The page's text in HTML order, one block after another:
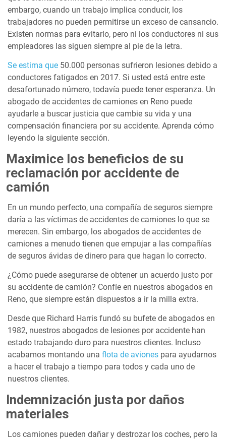
embargo, cuando un trabajo implica conducir, los
trabajadores no pueden permitirse un exceso de cansancio.
Existen normas para evitarlo, pero ni los conductores ni sus
empleadores las siguen siempre al pie de la letra.
Se estima que 50.000 personas sufrieron lesiones debido a
conductores fatigados en 2017. Si usted está entre este
desafortunado número, todavía puede tener esperanza. Un
abogado de accidentes de camiones en Reno puede
ayudarle a buscar justicia que cambie su vida y una
compensación financiera por su accidente. Aprenda cómo
leyendo la siguiente sección.
Maximice los beneficios de su
reclamación por accidente de
camión
En un mundo perfecto, una compañía de seguros siempre
daría a las víctimas de accidentes de camiones lo que se
merecen. Sin embargo, los abogados de accidentes de
camiones a menudo tienen que empujar a las compañías
de seguros ávidas de dinero para que hagan lo correcto.
¿Cómo puede asegurarse de obtener un acuerdo justo por
su accidente de camión? Confíe en nuestros abogados en
Reno, que siempre están dispuestos a ir la milla extra.
Desde que Richard Harris fundó su bufete de abogados en
1982, nuestros abogados de lesiones por accidente han
estado trabajando duro para nuestros clientes. Incluso
acabamos montando una flota de aviones para ayudarnos
a hacer el trabajo a tiempo para todos y cada uno de
nuestros clientes.
Indemnización justa por daños
materiales
Los camiones pueden dañar y destrozar los coches, pero la